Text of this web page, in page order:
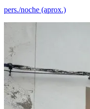
pers./noche (aprox.)